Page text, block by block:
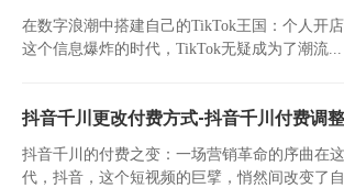
在数字浪潮中搭建自己的TikTok王国：个人开
这个信息爆炸的时代，TikTok无疑成为了潮流...
抖音千川更改付费方式-抖音千川付费调
抖音千川的付费之变：一场营销革命的序曲在
代，抖音，这个短视频的巨擘，悄然间改变了